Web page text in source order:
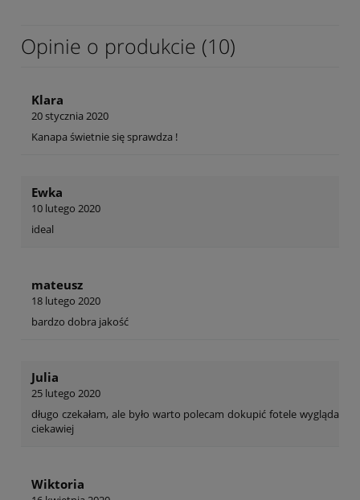
Opinie o produkcie (10)
Klara
20 stycznia 2020
Kanapa świetnie się sprawdza !
Ewka
10 lutego 2020
ideal
mateusz
18 lutego 2020
bardzo dobra jakość
Julia
25 lutego 2020
długo czekałam, ale było warto polecam dokupić fotele wygląda
ciekawiej
Wiktoria